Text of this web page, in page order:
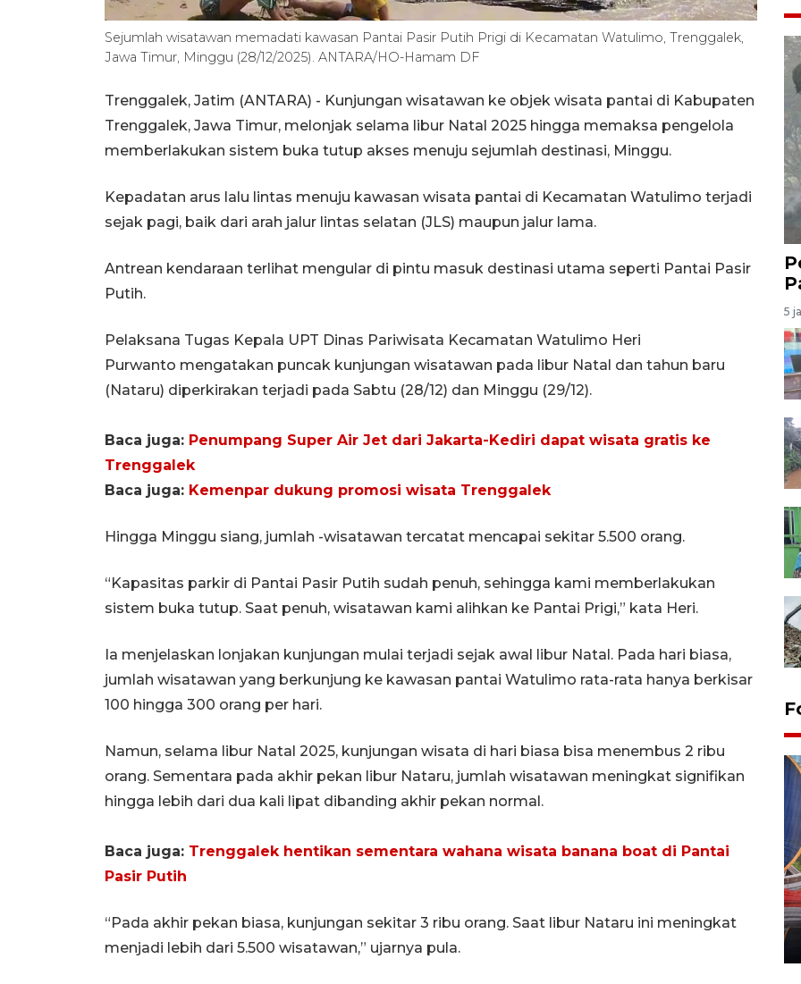
Sejumlah wisatawan memadati kawasan Pantai Pasir Putih Prigi di Kecamatan Watulimo, Trenggalek,
Jawa Timur, Minggu (28/12/2025). ANTARA/HO-Hamam DF
Trenggalek, Jatim (ANTARA) - Kunjungan wisatawan ke objek wisata pantai di Kabupaten
Trenggalek, Jawa Timur, melonjak selama libur Natal 2025 hingga memaksa pengelola
memberlakukan sistem buka tutup akses menuju sejumlah destinasi, Minggu.
Kepadatan arus lalu lintas menuju kawasan wisata pantai di Kecamatan Watulimo terjadi
sejak pagi, baik dari arah jalur lintas selatan (JLS) maupun jalur lama.
Antrean kendaraan terlihat mengular di pintu masuk destinasi utama seperti Pantai Pasir
Putih.
Pelaksana Tugas Kepala UPT Dinas Pariwisata Kecamatan Watulimo Heri
Purwanto mengatakan puncak kunjungan wisatawan pada libur Natal dan tahun baru
(Nataru) diperkirakan terjadi pada Sabtu (28/12) dan Minggu (29/12).
Baca juga: Penumpang Super Air Jet dari Jakarta-Kediri dapat wisata gratis ke
Trenggalek
Baca juga: Kemenpar dukung promosi wisata Trenggalek
Hingga Minggu siang, jumlah -wisatawan tercatat mencapai sekitar 5.500 orang.
“Kapasitas parkir di Pantai Pasir Putih sudah penuh, sehingga kami memberlakukan
sistem buka tutup. Saat penuh, wisatawan kami alihkan ke Pantai Prigi,” kata Heri.
Ia menjelaskan lonjakan kunjungan mulai terjadi sejak awal libur Natal. Pada hari biasa,
jumlah wisatawan yang berkunjung ke kawasan pantai Watulimo rata-rata hanya berkisar
100 hingga 300 orang per hari.
Namun, selama libur Natal 2025, kunjungan wisata di hari biasa bisa menembus 2 ribu
orang. Sementara pada akhir pekan libur Nataru, jumlah wisatawan meningkat signifikan
hingga lebih dari dua kali lipat dibanding akhir pekan normal.
Baca juga: Trenggalek hentikan sementara wahana wisata banana boat di Pantai
Pasir Putih
“Pada akhir pekan biasa, kunjungan sekitar 3 ribu orang. Saat libur Nataru ini meningkat
menjadi lebih dari 5.500 wisatawan,” ujarnya pula.
5
Stasiun Bogor